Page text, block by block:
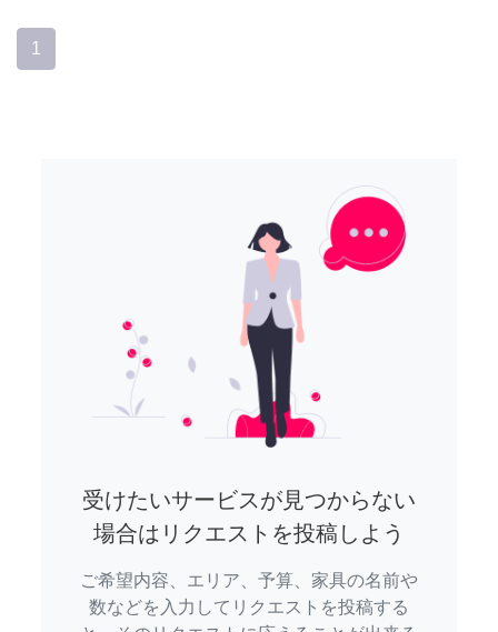
1
受けたいサービスが見つからない
場合はリクエストを投稿しよう
ご希望内容、エリア、予算、家具の名前や
数などを入力してリクエストを投稿する